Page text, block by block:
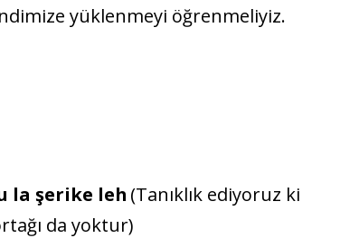
yüklenmeyi öğrenmeliyiz.
la şerike leh (Tanıklık ediyoruz ki
da yoktur)